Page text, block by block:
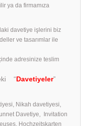
ya da firmamıza
davetiye işlerini biz
ve tasarımlar ile
adresinize teslim
“Davetiyeler”
Nikah davetiyesi,
Davetiye, Invitation
Hochzeitskarten